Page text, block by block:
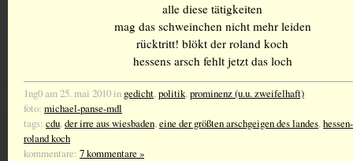
alle diese tätigkeiten
mag das schweinchen nicht mehr leiden
rücktritt! blökt der roland koch
hessens arsch fehlt jetzt das loch
1ng0 am 25. mai 2010 in gedicht,politik,prominenz (u.u. zweifelhaft)
foto: michael-panse-mdl
tags: cdu,der irre aus wiesbaden,eine der größten arschgeigen des landes,
roland koch
kommentare: 7 kommentare »